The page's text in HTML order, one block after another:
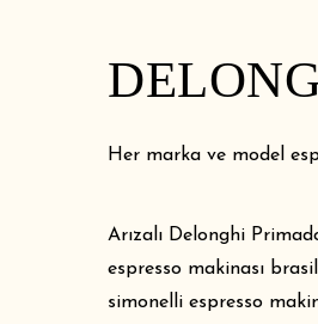
Her marka ve model
Arızalı Delonghi
espresso makinası
simonelli espresso